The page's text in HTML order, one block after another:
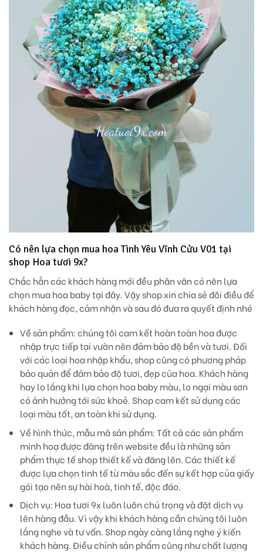
Có nên lựa chọn mua hoa Tình Yêu Vĩnh Cửu V01 tại
shop Hoa tươi 9x?
Chắc hẳn các khách hàng mới đều phân vân có nên lựa
chọn mua hoa baby tại đây. Vậy shop xin chia sẻ đôi điều để
khách hàng đọc, cảm nhận và sau đó đưa ra quyết định nhé
Về sản phẩm:chúng tôi cam kết hoàn toàn hoa được
nhập trực tiếp tại vườn nên đảm bảo độ bền và tươi. Đối
với các loại hoa nhập khẩu, shop cũng có phương pháp
bảo quản để đảm bảo độ tươi, đẹp của hoa. Khách hàng
hay lo lắng khi lựa chọn hoa baby màu, lo ngại màu sơn
có ảnh hưởng tới sức khoẻ. Shop cam kết sử dụng các
loại màu tốt, an toàn khi sử dụng.
Về hình thức, mẫu mã sản phẩm:Tất cả các sản phẩm
minh hoạ được đăng trên website đều là những sản
phẩm thực tế shop thiết kế và đăng lên. Các thiết kế
được lựa chọn tinh tế từ màu sắc đến sự kết hợp của giấy
gói tạo nên sự hài hoà, tinh tế, độc đáo.
Dịch vụ: Hoa tươi 9x luôn luôn chú trọng và đặt dịch vụ
lên hàng đầu. Vì vậy khi khách hàng cần chúng tôi luôn
lắng nghe và tư vấn. Shop ngày càng lắng nghe ý kiến
khách hàng. Điều chỉnh sản phẩm cũng như chất lượng